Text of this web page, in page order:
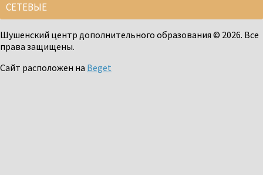
СЕТЕВЫЕ
Шушенский центр дополнительного образования © 2026. Все
права защищены.
Сайт расположен на Beget